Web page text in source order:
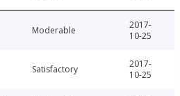
Moderable
2017-
10-25
Satisfactory
2017-
10-25